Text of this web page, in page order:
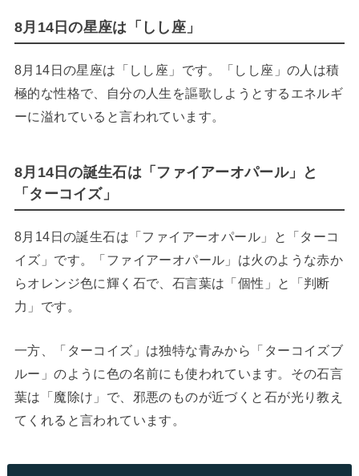
8月14日の星座は「しし座」
8月14日の星座は「しし座」です。「しし座」の人は積
極的な性格で、自分の人生を謳歌しようとするエネルギ
ーに溢れていると言われています。
8月14日の誕生石は「ファイアーオパール」と
「ターコイズ」
8月14日の誕生石は「ファイアーオパール」と「ターコ
イズ」です。「ファイアーオパール」は火のような赤か
らオレンジ色に輝く石で、石言葉は「個性」と「判断
力」です。
一方、「ターコイズ」は独特な青みから「ターコイズブ
ルー」のように色の名前にも使われています。その石言
葉は「魔除け」で、邪悪のものが近づくと石が光り教え
てくれると言われています。